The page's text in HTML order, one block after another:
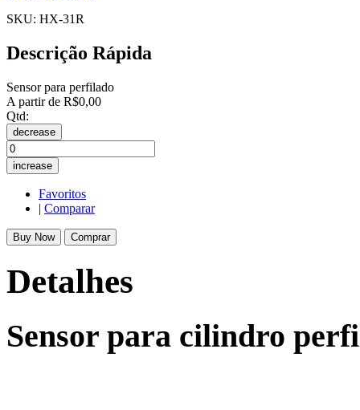
SKU: HX-31R
Descrição Rápida
Sensor para perfilado
A partir de R$0,00
Qtd:
decrease
increase
Favoritos
| Comparar
Buy Now Comprar
Detalhes
Sensor para cilindro